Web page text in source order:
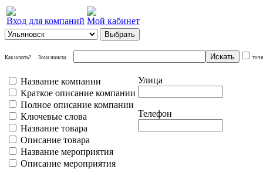
Вход для компаний Мой кабинет
Как искать? Зона поиска
Название компании
Краткое описание компании
Полное описание компании
Ключевые слова
Название товара
Описание товара
Название мероприятия
Описание мероприятия
Улица
Телефон